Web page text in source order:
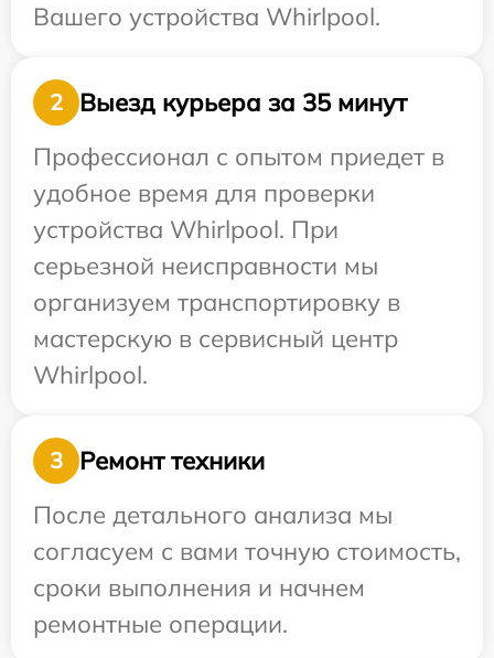
Вашего устройства Whirlpool.
2
Выезд курьера за 35 минут
Профессионал с опытом приедет в
удобное время для проверки
устройства Whirlpool. При
серьезной неисправности мы
организуем транспортировку в
мастерскую в сервисный центр
Whirlpool.
3
Ремонт техники
После детального анализа мы
согласуем с вами точную стоимость,
сроки выполнения и начнем
ремонтные операции.